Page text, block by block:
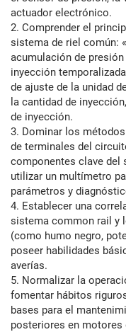
actuador electrónico.
2. Comprender el
sistema de riel común:
acumulación de
inyección
de ajuste de la unidad
la cantidad de
de inyección.
3. Dominar los
de terminales del
componentes clave del
utilizar un multímetro
parámetros y
4. Establecer una
sistema common rail y
(como humo negro,
poseer habilidades
averías.
5. Normalizar la
fomentar hábitos
bases para el
posteriores en